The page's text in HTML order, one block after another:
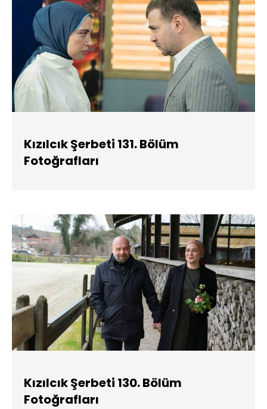
Kızılcık Şerbeti 131. Bölüm
Fotoğrafları
Kızılcık Şerbeti 130. Bölüm
Fotoğrafları